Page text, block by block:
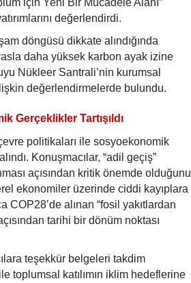
için Yeni Bir Mücadele Alanı”
değerlendirdi.
döngüsü dikkate alındığında
daha yüksek karbon ayak izine
Nükleer Santrali’nin kurumsal
değerlendirmelerde bulundu.
Gerçeklikler Tartışıldı
politikaları ile sosyoekonomik
Konuşmacılar, “adil geçiş”
açısından kritik önemde olduğunu
ekonomiler üzerinde ciddi kayıplara
alınan “fosil yakıtlardan
tarihi bir dönüm noktası
teşekkür belgeleri takdim
toplumsal katılımın iklim hedeflerine